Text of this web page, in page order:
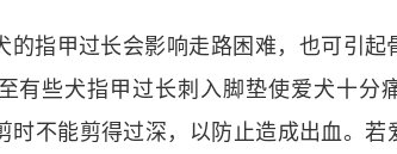
的指甲过长会影响走路困难，也可引起
有些犬指甲过长刺入脚垫使爱犬十分
时不能剪得过深，以防止造成出血。若